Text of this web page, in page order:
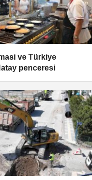
ve Türkiye
penceresi